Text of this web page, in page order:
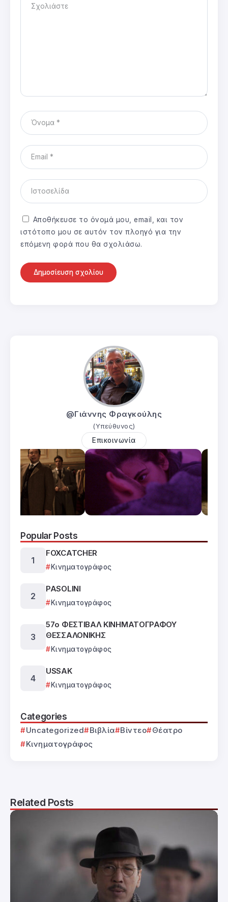
Αποθήκευσε το όνομά μου, email, και τον
ιστότοπο μου σε αυτόν τον πλοηγό για την
επόμενη φορά που θα σχολιάσω.
@Γιάννης Φραγκούλης
(Υπεύθυνος)
Επικοινωνία
Popular Posts
FOXCATCHER
Κινηματογράφος
PASOLINI
Κινηματογράφος
57ο ΦΕΣΤΙΒΑΛ ΚΙΝΗΜΑΤΟΓΡΑΦΟΥ
ΘΕΣΣΑΛΟΝΙΚΗΣ
Κινηματογράφος
USSAK
Κινηματογράφος
Categories
Uncategorized Βιβλία Βίντεο
Θέατρο
Κινηματογράφος
Related Posts